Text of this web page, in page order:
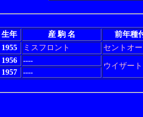
生年 産 駒 名
前年種
1955
ミスフロント
セントオー
1956
----
ウイザート
1957 ----